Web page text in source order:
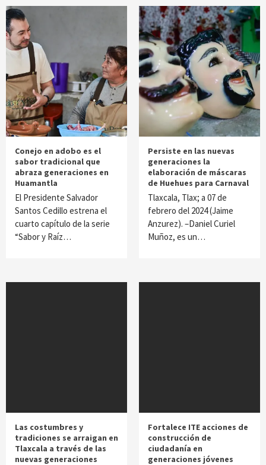
Conejo en adobo es el
sabor tradicional que
abraza generaciones en
Huamantla
El Presidente Salvador
Santos Cedillo estrena el
cuarto capítulo de la serie
“Sabor y Raíz…
Persiste en las nuevas
generaciones la
elaboración de máscaras
de Huehues para Carnaval
Tlaxcala, Tlax; a 07 de
febrero del 2024 (Jaime
Anzurez). –Daniel Curiel
Muñoz, es un…
Las costumbres y
tradiciones se arraigan en
Tlaxcala a través de las
nuevas generaciones
Fortalece ITE acciones de
construcción de
ciudadanía en
generaciones jóvenes